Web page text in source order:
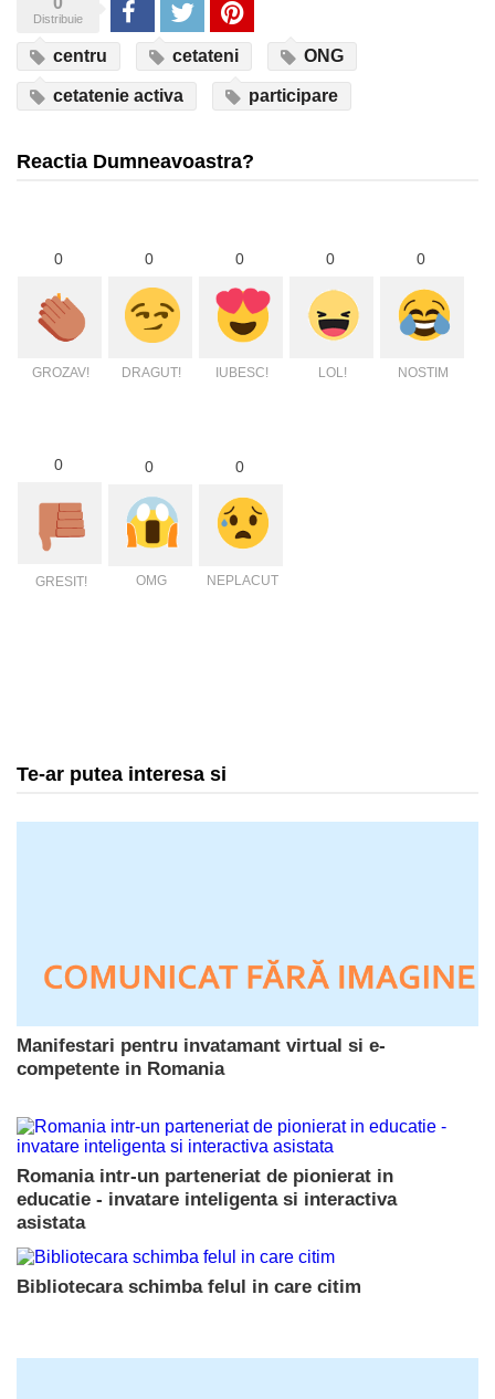
Distribuie Share Tweet Pinterest
centru cetateni ONG
cetatenie activa participare
Reactia Dumneavoastra?
0
GROZAV!
0
DRAGUT!
0
IUBESC!
0
LOL!
0
NOSTIM
0
GRESIT!
0
OMG
0
NEPLACUT
Te-ar putea interesa si
Manifestari pentru invatamant virtual si e-
competente in Romania
Romania intr-un parteneriat de pionierat in
educatie - invatare inteligenta si interactiva
asistata
Bibliotecara schimba felul in care citim